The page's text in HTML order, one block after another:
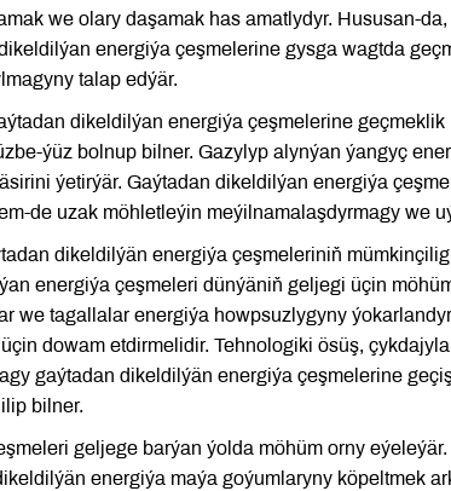
we olary daşamak has amatlydyr. Hususan-
energiýa çeşmelerine gysga wagtda
talap edýär.
dikeldilýan energiýa çeşmelerine
ýüz bolnup bilner. Gazylyp alynýan ýangyç
ýetirýär. Gaýtadan dikeldilýan energiýa
de uzak möhletleýin meýilnamalaşdyrmagy we
dikeldilýän energiýa çeşmeleriniň
energiýa çeşmeleri dünýäniň geljegi üçin
we tagallalar energiýa howpsuzlygyny
dowam etdirmelidir. Tehnologiki ösüş,
gaýtadan dikeldilýän energiýa çeşmelerine
bilner.
geljege barýan ýolda möhüm orny
energiýa maýa goýumlaryny köpeltmek